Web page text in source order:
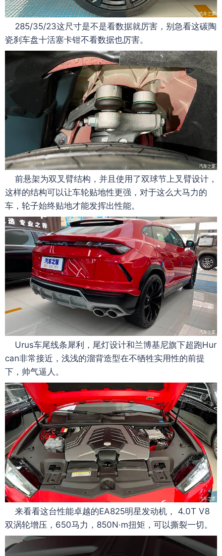
285/35/23这尺寸是不是看数据就厉害，别急看这碳陶
瓷刹车盘十活塞卡钳不看数据也厉害。
前悬架为双叉臂结构，并且使用了双球节上叉臂设计，
这样的结构可以让车轮贴地性更强，对于这么大马力的
车，轮子始终贴地才能发挥出性能。
Urus车尾线条犀利，尾灯设计和兰博基尼旗下超跑Hur
can非常接近，浅浅的溜背造型在不牺牲实用性的前提
下，帅气逼人。
来看看这台性能卓越的EA825明星发动机， 4.0T V8
双涡轮增压，650马力，850N·m扭矩，可以撕裂一切。